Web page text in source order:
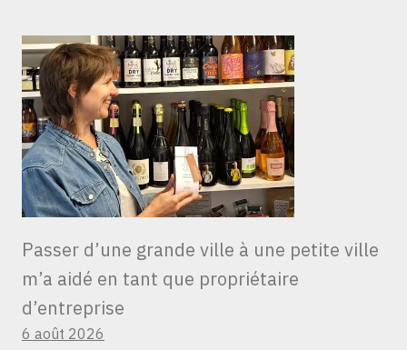
Passer d’une grande ville à une petite ville
m’a aidé en tant que propriétaire
d’entreprise
6 août 2026